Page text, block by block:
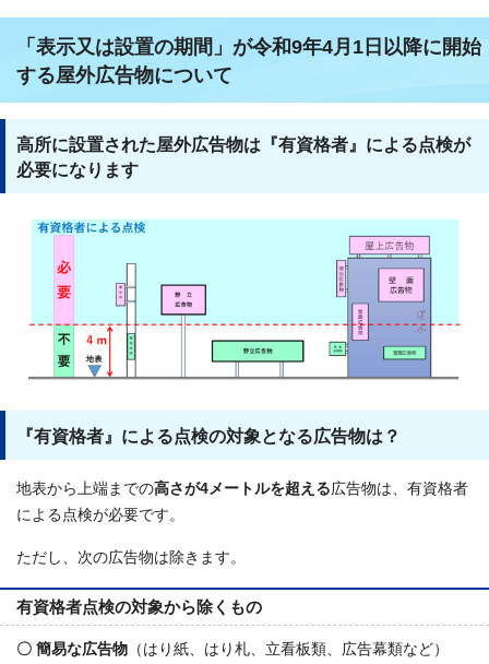
「表示又は設置の期間」が令和9年4月1日以降に開始
する屋外広告物について
高所に設置された屋外広告物は『有資格者』による点検が
必要になります
『有資格者』による点検の対象となる広告物は？
地表から上端までの高さが4メートルを超える広告物は、有資格者
による点検が必要です。
ただし、次の広告物は除きます。
有資格者点検の対象から除くもの
〇 簡易な広告物 （はり紙、はり札、立看板類、広告幕類など）